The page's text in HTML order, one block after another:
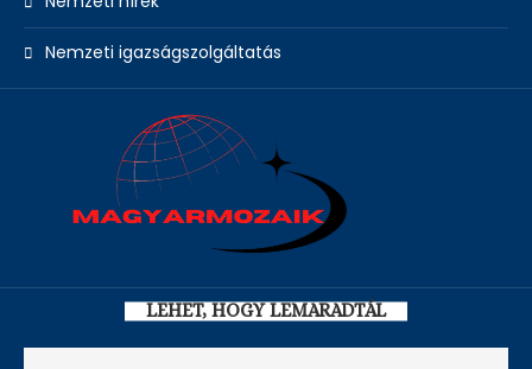
Nemzeti igazságszolgáltatás
LEHET, HOGY LEMARADTÁL